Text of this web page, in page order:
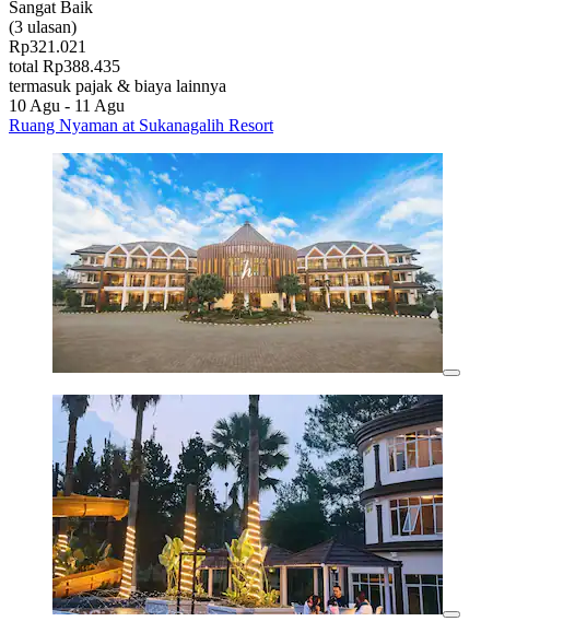
Sangat Baik
(3 ulasan)
Rp321.021
total Rp388.435
termasuk pajak & biaya lainnya
10 Agu - 11 Agu
Ruang Nyaman at Sukanagalih Resort